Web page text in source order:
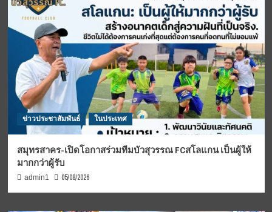
ข่าวประชาสัมพันธ์ ในประเทศ
สมุทรสาคร-เปิดโอกาสร่วมทีมบัวสุวรรณ FCสโลแกน เป็นผู้ให้
มากกว่าผู้รับ
admin1 05/08/2026